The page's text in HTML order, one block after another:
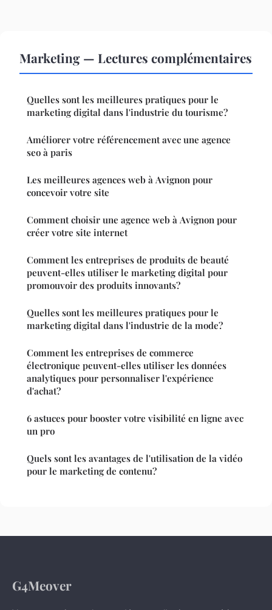
Marketing — Lectures complémentaires
Quelles sont les meilleures pratiques pour le
marketing digital dans l'industrie du tourisme?
Améliorer votre référencement avec une agence
seo à paris
Les meilleures agences web à Avignon pour
concevoir votre site
Comment choisir une agence web à Avignon pour
créer votre site internet
Comment les entreprises de produits de beauté
peuvent-elles utiliser le marketing digital pour
promouvoir des produits innovants?
Quelles sont les meilleures pratiques pour le
marketing digital dans l'industrie de la mode?
Comment les entreprises de commerce
électronique peuvent-elles utiliser les données
analytiques pour personnaliser l'expérience
d'achat?
6 astuces pour booster votre visibilité en ligne avec
un pro
Quels sont les avantages de l'utilisation de la vidéo
pour le marketing de contenu?
G4Meover